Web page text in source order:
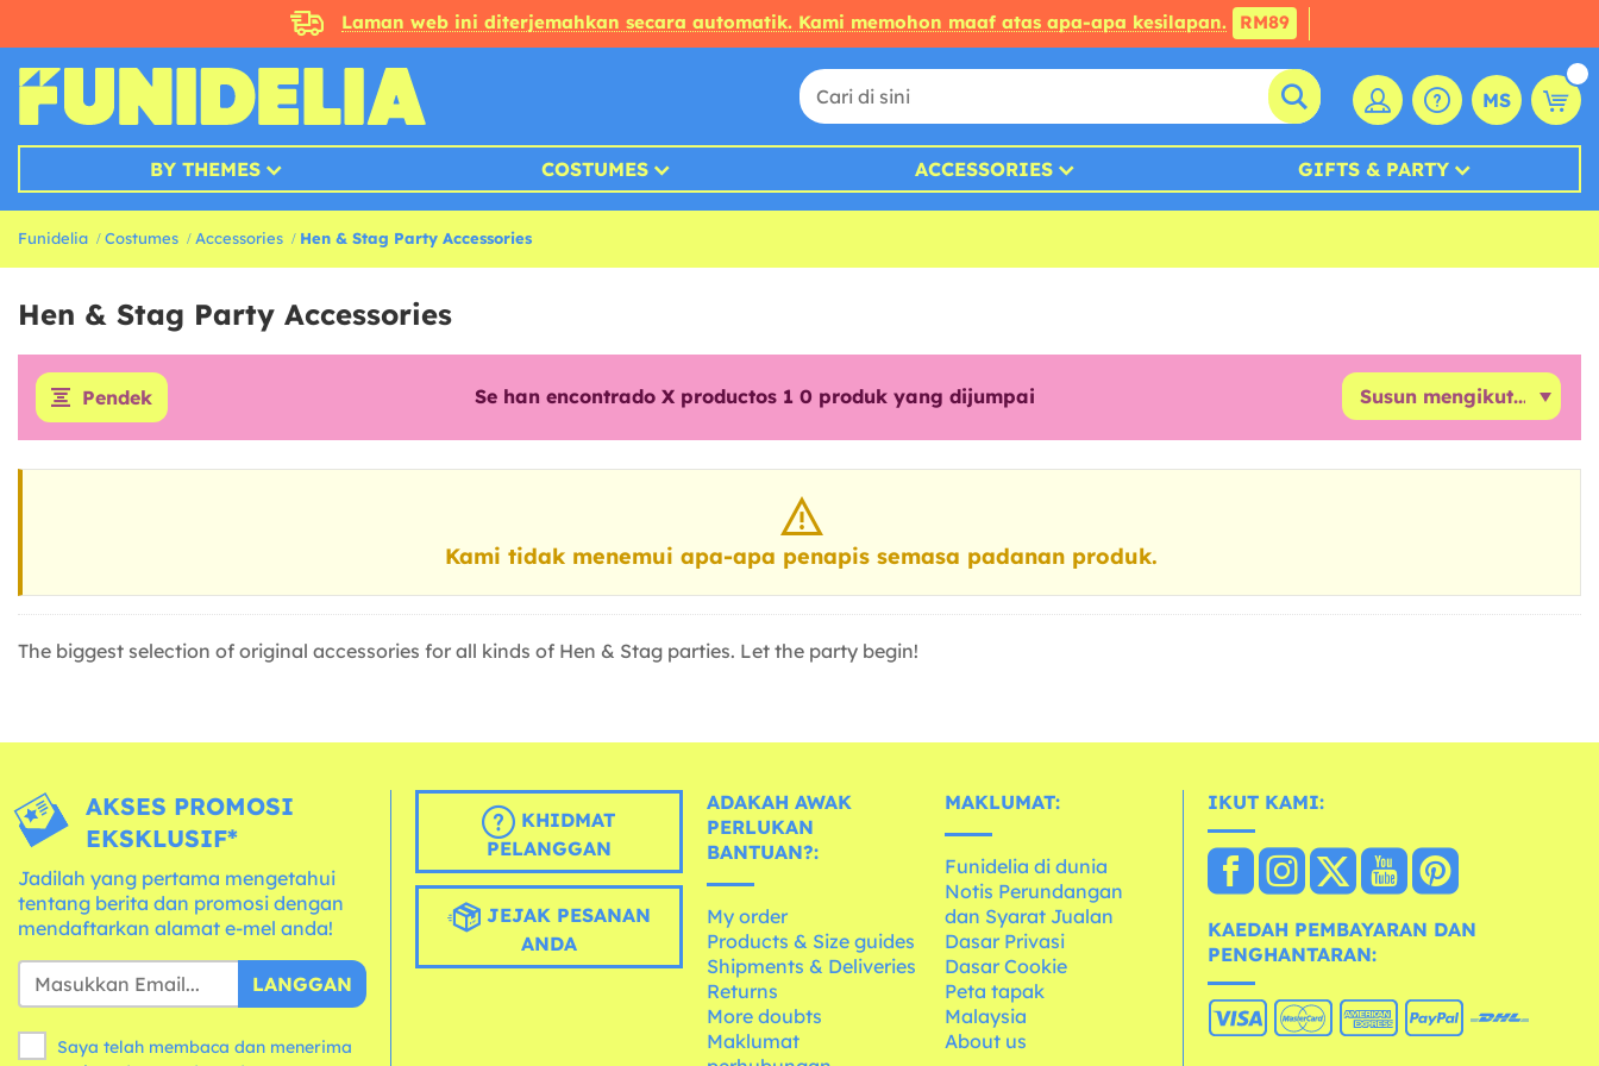
Laman web ini diterjemahkan secara automatik. Kami memohon maaf atas apa-apa kesilapan. RM89
MS
BY THEMES COSTUMES ACCESSORIES GIFTS & PARTY
Funidelia Costumes Accessories Hen & Stag Party Accessories
Hen & Stag Party Accessories
Pendek Se han encontrado X productos 1 0 produk yang dijumpai
Kami tidak menemui apa-apa penapis semasa padanan produk.
The biggest selection of original accessories for all kinds of Hen & Stag parties. Let the party begin!
AKSES PROMOSI
EKSKLUSIF*
Jadilah yang pertama mengetahui
tentang berita dan promosi dengan
mendaftarkan alamat e-mel anda!
LANGGAN
Saya telah membaca dan menerima
KHIDMAT
PELANGGAN
JEJAK PESANAN
ANDA
ADAKAH AWAK
PERLUKAN
BANTUAN?:
My order
Products & Size guides
Shipments & Deliveries
Returns
More doubts
Maklumat
MAKLUMAT:
Funidelia di dunia
Notis Perundangan
dan Syarat Jualan
Dasar Privasi
Dasar Cookie
Peta tapak
Malaysia
About us
IKUT KAMI:
KAEDAH PEMBAYARAN DAN
PENGHANTARAN: